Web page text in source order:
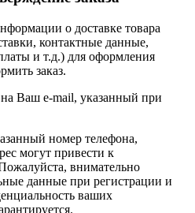
о доставке товара
контактные данные,
и т.д.) для оформления
заказ.
на Ваш e-mail, указанный при
номер телефона,
могут привести к
внимательно
данные при регистрации и
ваших